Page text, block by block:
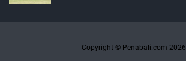
Copyright © Penabali.com 2026.